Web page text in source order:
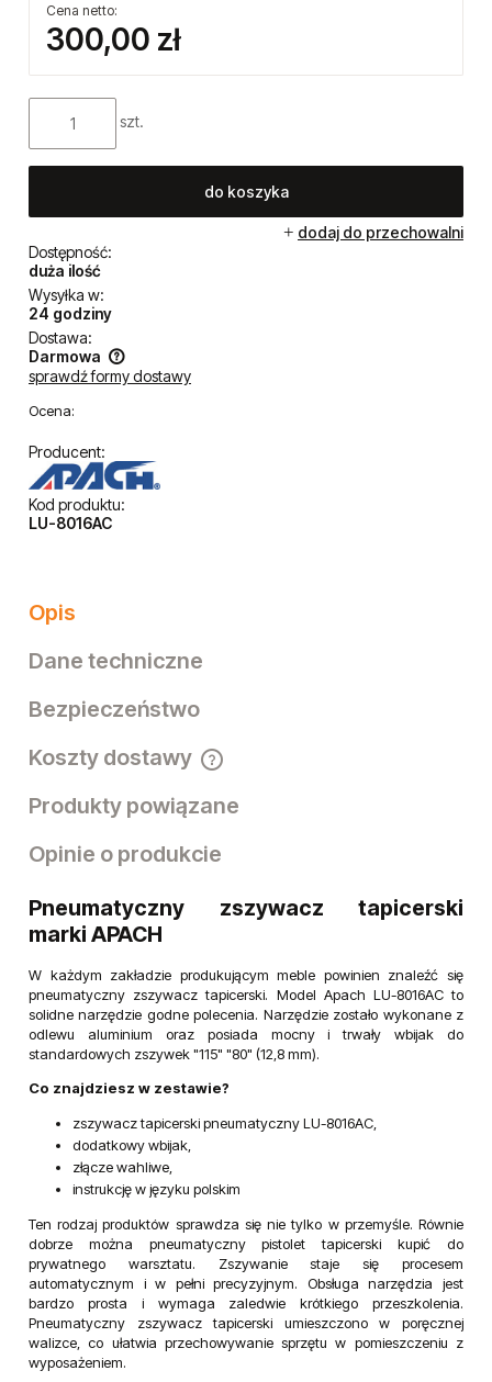
Cena netto:
300,00 zł
szt.
do koszyka
dodaj do przechowalni
Dostępność:
duża ilość
Wysyłka w:
24 godziny
Dostawa:
Darmowa
Cena nie zawiera ewentualnych kosztów płatności
sprawdź formy dostawy
Ocena:
Producent:
Kod produktu:
LU-8016AC
Opis
Dane techniczne
Bezpieczeństwo
Koszty dostawy
Cena nie zawiera ewentualnych kosztów płatności
Produkty powiązane
Opinie o produkcie
Pneumatyczny zszywacz tapicerski
marki APACH
W każdym zakładzie produkującym meble powinien znaleźć się
pneumatyczny zszywacz tapicerski. Model Apach LU-8016AC to
solidne narzędzie godne polecenia. Narzędzie zostało wykonane z
odlewu aluminium oraz posiada mocny i trwały wbijak do
standardowych zszywek "115" "80" (12,8 mm).
Co znajdziesz w zestawie?
zszywacz tapicerski pneumatyczny LU-8016AC,
dodatkowy wbijak,
złącze wahliwe,
instrukcję w języku polskim
Ten rodzaj produktów sprawdza się nie tylko w przemyśle. Równie
dobrze można pneumatyczny pistolet tapicerski kupić do
prywatnego warsztatu. Zszywanie staje się procesem
automatycznym i w pełni precyzyjnym. Obsługa narzędzia jest
bardzo prosta i wymaga zaledwie krótkiego przeszkolenia.
Pneumatyczny zszywacz tapicerski umieszczono w poręcznej
walizce, co ułatwia przechowywanie sprzętu w pomieszczeniu z
wyposażeniem.